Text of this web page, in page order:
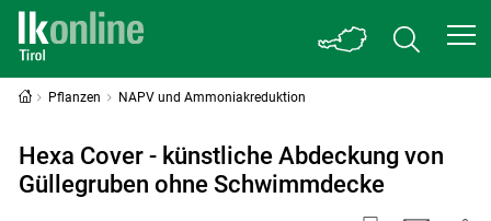
Pflanzen NAPV und Ammoniakreduktion
Hexa Cover - künstliche Abdeckung von
Güllegruben ohne Schwimmdecke